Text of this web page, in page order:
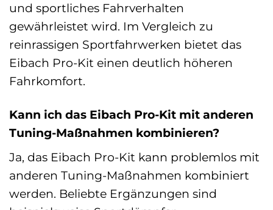
und sportliches Fahrverhalten
gewährleistet wird. Im Vergleich zu
reinrassigen Sportfahrwerken bietet das
Eibach Pro-Kit einen deutlich höheren
Fahrkomfort.
Kann ich das Eibach Pro-Kit mit anderen
Tuning-Maßnahmen kombinieren?
Ja, das Eibach Pro-Kit kann problemlos mit
anderen Tuning-Maßnahmen kombiniert
werden. Beliebte Ergänzungen sind